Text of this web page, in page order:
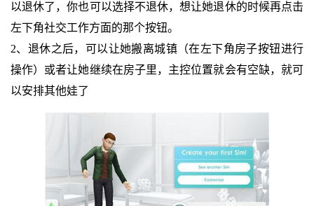
以退休了，你也可以选择不退休，想让她退休的时候再点击
左下角社交工作方面的那个按钮。
2、退休之后，可以让她搬离城镇（在左下角房子按钮进行
操作）或者让她继续在房子里，主控位置就会有空缺，就可
以安排其他娃了